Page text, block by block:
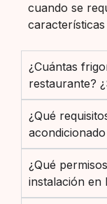
cuando se
¿Cuántas
restaurante?
¿Qué
¿Qué
instalación en